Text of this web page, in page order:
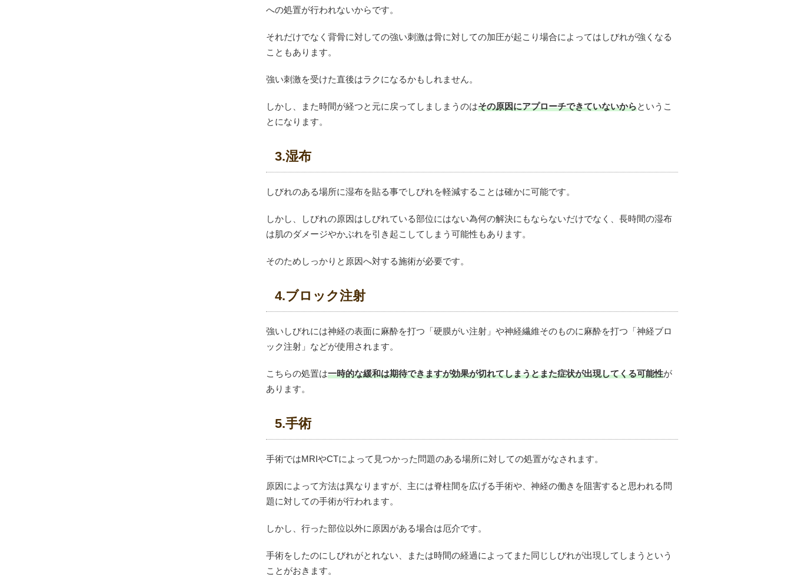
への処置が行われないからです。
それだけでなく背骨に対しての強い刺激は骨に対しての加圧が起こり場合によってはしびれが強くなる
こともあります。
強い刺激を受けた直後はラクになるかもしれません。
しかし、また時間が経つと元に戻ってしましまうのはその原因にアプローチできていないからというこ
とになります。
3.湿布
しびれのある場所に湿布を貼る事でしびれを軽減することは確かに可能です。
しかし、しびれの原因はしびれている部位にはない為何の解決にもならないだけでなく、長時間の湿布
は肌のダメージやかぶれを引き起こしてしまう可能性もあります。
そのためしっかりと原因へ対する施術が必要です。
4.ブロック注射
強いしびれには神経の表面に麻酔を打つ「硬膜がい注射」や神経繊維そのものに麻酔を打つ「神経ブロ
ック注射」などが使用されます。
こちらの処置は一時的な緩和は期待できますが効果が切れてしまうとまた症状が出現してくる可能性が
あります。
5.手術
手術ではMRIやCTによって見つかった問題のある場所に対しての処置がなされます。
原因によって方法は異なりますが、主には脊柱間を広げる手術や、神経の働きを阻害すると思われる問
題に対しての手術が行われます。
しかし、行った部位以外に原因がある場合は厄介です。
手術をしたのにしびれがとれない、または時間の経過によってまた同じしびれが出現してしまうという
ことがおきます。